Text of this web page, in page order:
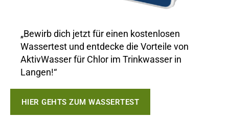
„Bewirb dich jetzt für einen kostenlosen
Wassertest und entdecke die Vorteile von
AktivWasser für Chlor im Trinkwasser in
Langen!“
HIER GEHTS ZUM WASSERTEST